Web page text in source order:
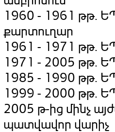
1960 - 1961 թթ.
քարտուղար
1961 - 1971 թթ.
1971 - 2005 թթ.
1985 - 1990 թթ.
1999 - 2000 թթ.
2005 թ-ից մինչ
պատվավոր վարիչ